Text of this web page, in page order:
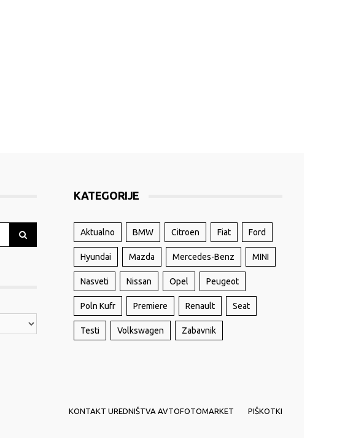
KATEGORIJE
Aktualno BMW Citroen Fiat Ford
Hyundai Mazda Mercedes-Benz MINI
Nasveti Nissan Opel Peugeot
Poln Kufr Premiere Renault Seat
Testi Volkswagen Zabavnik
KONTAKT UREDNIŠTVA AVTOFOTOMARKET PIŠKOTKI